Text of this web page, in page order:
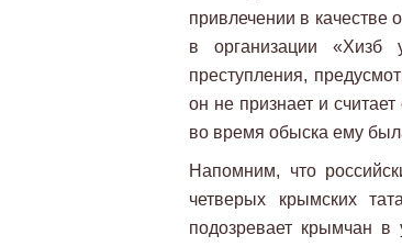
привлечении в качестве
в организации «Хизб
преступления,
он не признает и
во время обыска ему
Напомним, что
четверых крымских
подозревает крымчан в